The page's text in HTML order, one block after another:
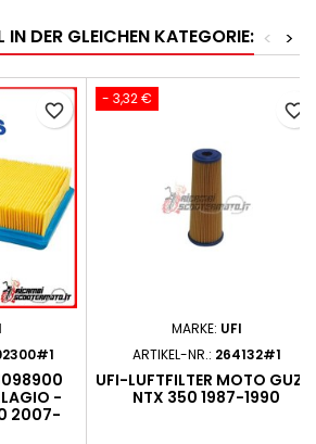
IN DER GLEICHEN KATEGORIE: >
<
-
2007-
favorite_border
- 3,32 €
MARKE: UFI
ARTIKEL-NR.: 264132#1
UFI-LUFTFILTER MOTO GUZZI
NTX 350 1987-1990
favorite_border